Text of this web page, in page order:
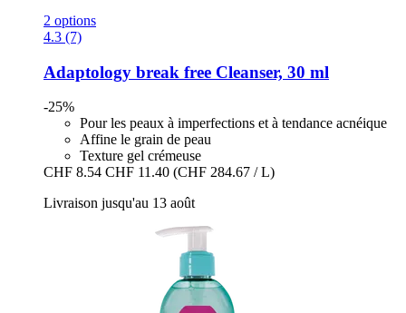
2 options
4.3 (7)
Adaptology break free Cleanser, 30 ml
-25%
Pour les peaux à imperfections et à tendance acnéique
Affine le grain de peau
Texture gel crémeuse
CHF 8.54 CHF 11.40 (CHF 284.67 / L)
Livraison jusqu'au 13 août